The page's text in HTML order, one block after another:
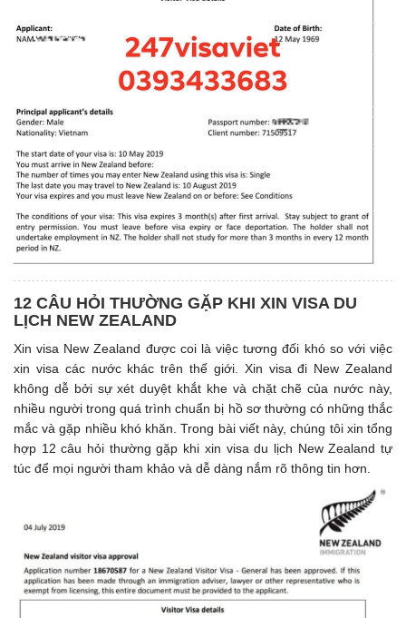
12 CÂU HỎI THƯỜNG GẶP KHI XIN VISA DU
LỊCH NEW ZEALAND
Xin visa New Zealand được coi là việc tương đối khó so với việc
xin visa các nước khác trên thế giới. Xin visa đi New Zealand
không dễ bởi sự xét duyệt khắt khe và chặt chẽ của nước này,
nhiều người trong quá trình chuẩn bị hồ sơ thường có những thắc
mắc và gặp nhiều khó khăn. Trong bài viết này, chúng tôi xin tổng
hợp 12 câu hỏi thường gặp khi xin visa du lịch New Zealand tự
túc để mọi người tham khảo và dễ dàng nắm rõ thông tin hơn.